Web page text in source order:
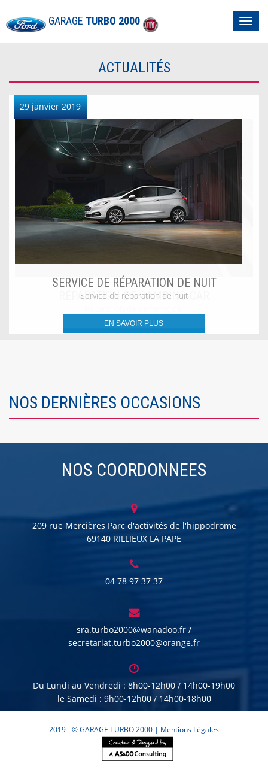
GARAGE TURBO 2000
ACTUALITÉS
SERVICE DE RÉPARATION DE NUIT
29 janvier 2019
Service de réparation de nuit
EN SAVOIR PLUS
NOS DERNIÈRES OCCASIONS
NOS COORDONNEES
209 rue Mercières Parc d'activités de l'hippodrome
69140 RILLIEUX LA PAPE
04 78 97 37 37
sra.turbo2000@wanadoo.fr /
secretariat.turbo2000@orange.fr
Du Lundi au Vendredi : 8h00-12h00 / 14h00-19h00
le Samedi : 9h00-12h00 / 14h00-18h00
2019 - © GARAGE TURBO 2000 | Mentions Légales